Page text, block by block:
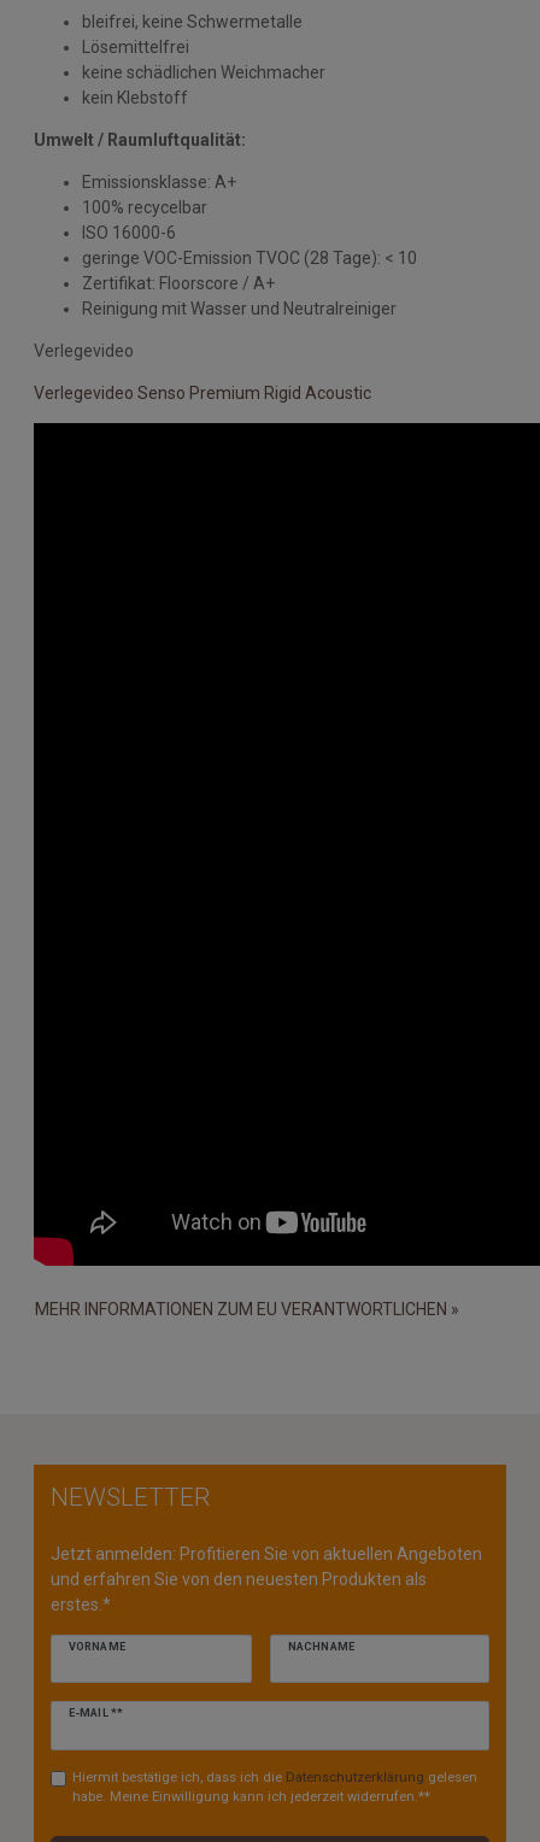
bleifrei, keine Schwermetalle
Lösemittelfrei
keine schädlichen Weichmacher
kein Klebstoff
Umwelt / Raumluftqualität:
Emissionsklasse: A+
100% recycelbar
ISO 16000-6
geringe VOC-Emission TVOC (28 Tage): < 10
Zertifikat: Floorscore / A+
Reinigung mit Wasser und Neutralreiniger
Verlegevideo
Verlegevideo Senso Premium Rigid Acoustic
MEHR INFORMATIONEN ZUM EU VERANTWORTLICHEN »
NEWSLETTER
Jetzt anmelden: Profitieren Sie von aktuellen Angeboten
und erfahren Sie von den neuesten Produkten als
erstes.*
VORNAME NACHNAME
E-MAIL **
Newsletter
Hiermit bestätige ich, dass ich die Daten­schutz­erklärung gelesen
habe. Meine Einwilligung kann ich jederzeit widerrufen.**